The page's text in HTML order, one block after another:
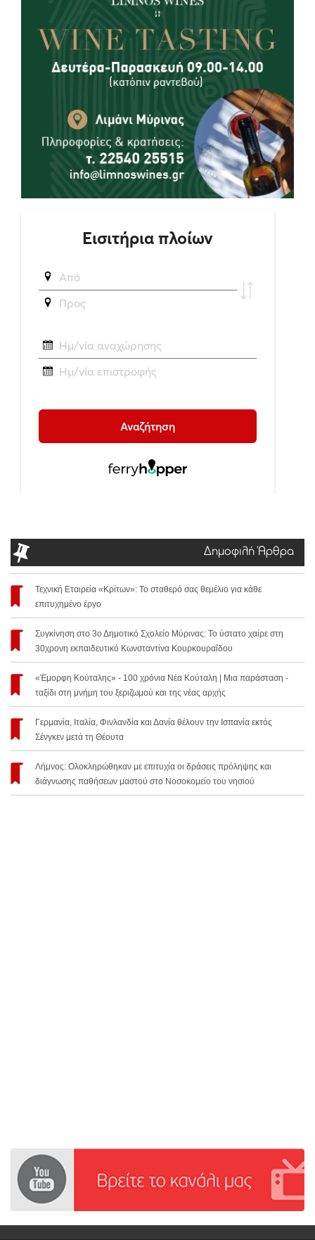
Δημοφιλή Άρθρα
Τεχνική Εταιρεία «Κρίτων»: Το σταθερό σας θεμέλιο για κάθε
επιτυχημένο έργο
Συγκίνηση στο 3ο Δημοτικό Σχολείο Μύρινας: Το ύστατο χαίρε στη
30χρονη εκπαιδευτικό Κωνσταντίνα Κουρκουραΐδου
«Έμορφη Κούταλης» - 100 χρόνια Νέα Κούταλη | Μια παράσταση -
ταξίδι στη μνήμη του ξεριζωμού και της νέας αρχής
Γερμανία, Ιταλία, Φινλανδία και Δανία θέλουν την Ισπανία εκτός
Σένγκεν μετά τη Θέουτα
Λήμνος: Ολοκληρώθηκαν με επιτυχία οι δράσεις πρόληψης και
διάγνωσης παθήσεων μαστού στο Νοσοκομείο του νησιού